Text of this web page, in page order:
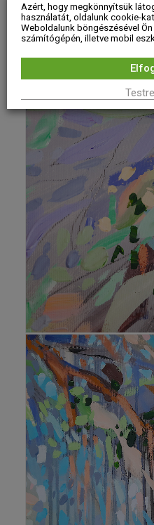
Azért, hogy megkönnyítsük
használatát, oldalunk cookie-
Weboldalunk böngészésével
számítógépén, illetve mobil